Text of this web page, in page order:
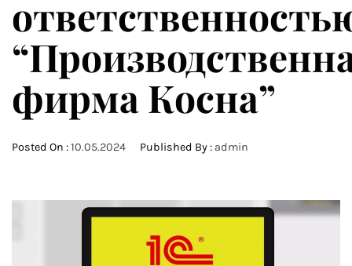
фирма Косна”
Posted On :10.05.2024 Published By : admin